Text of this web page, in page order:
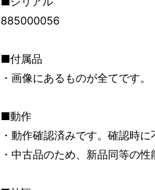
885000056
■付属品
・画像にあるものが全てです。
■動作
・動作確認済みです。確認時
・中古品のため、新品同等の